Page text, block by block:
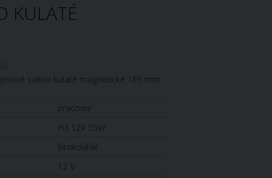
KULATÉ
světlo kulaté magnetické 165 mm
pracovní
H3 12V 55W
širokoúhlé
12 V